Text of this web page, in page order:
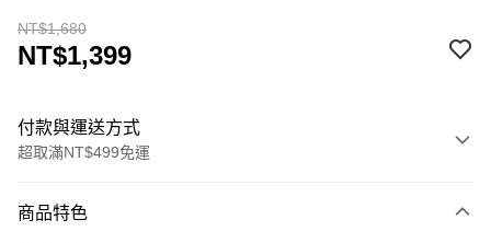
NT$1,680
NT$1,399
付款與運送方式
超取滿NT$499免運
icash Pay
商品特色